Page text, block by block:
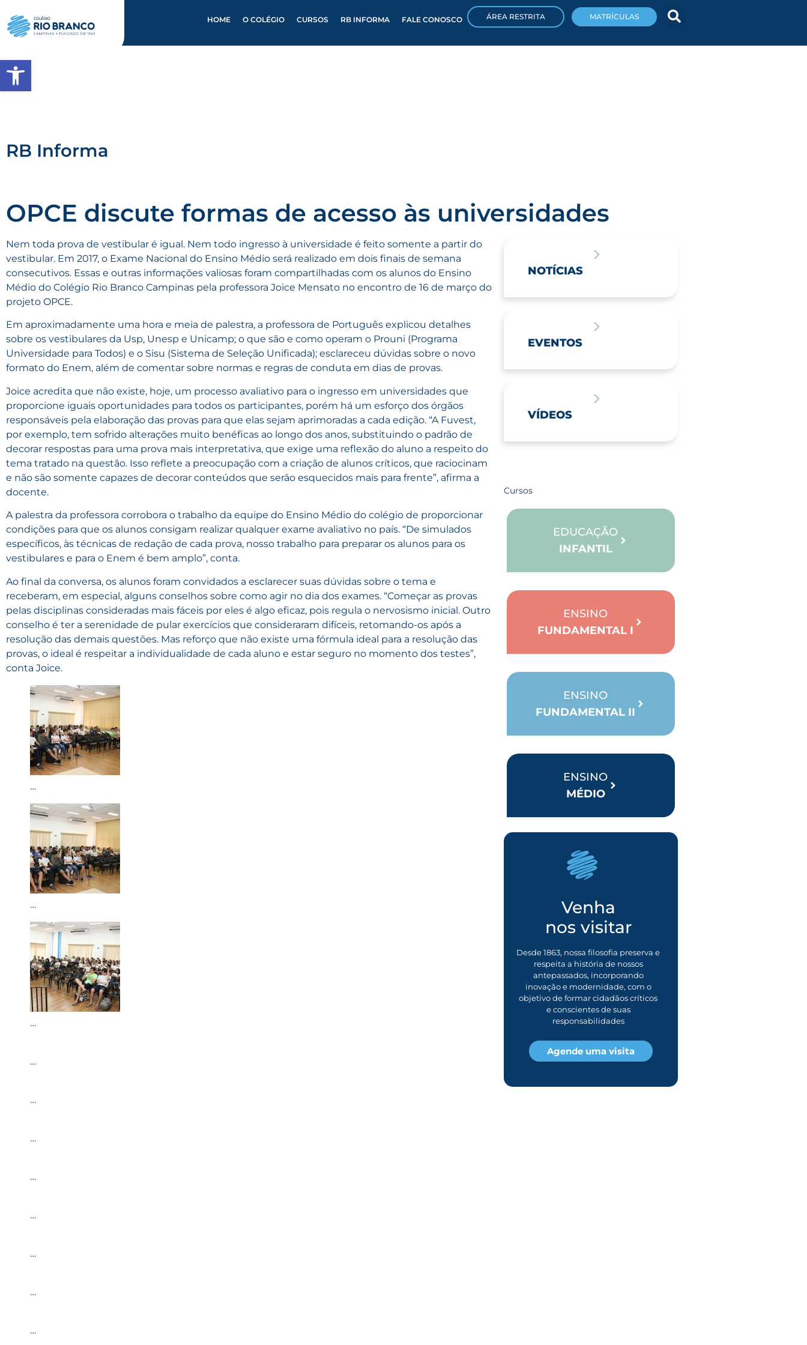
HOME O COLÉGIO CURSOS RB INFORMA FALE CONOSCO ÁREA RESTRITA MATRÍCULAS
RB Informa
OPCE discute formas de acesso às universidades
Nem toda prova de vestibular é igual. Nem todo ingresso à universidade é feito somente a partir do
vestibular. Em 2017, o Exame Nacional do Ensino Médio será realizado em dois finais de semana
consecutivos. Essas e outras informações valiosas foram compartilhadas com os alunos do Ensino
Médio do Colégio Rio Branco Campinas pela professora Joice Mensato no encontro de 16 de março do
projeto OPCE.
Em aproximadamente uma hora e meia de palestra, a professora de Português explicou detalhes
sobre os vestibulares da Usp, Unesp e Unicamp; o que são e como operam o Prouni (Programa
Universidade para Todos) e o Sisu (Sistema de Seleção Unificada); esclareceu dúvidas sobre o novo
formato do Enem, além de comentar sobre normas e regras de conduta em dias de provas.
Joice acredita que não existe, hoje, um processo avaliativo para o ingresso em universidades que
proporcione iguais oportunidades para todos os participantes, porém há um esforço dos órgãos
responsáveis pela elaboração das provas para que elas sejam aprimoradas a cada edição. “A Fuvest,
por exemplo, tem sofrido alterações muito benéficas ao longo dos anos, substituindo o padrão de
decorar respostas para uma prova mais interpretativa, que exige uma reflexão do aluno a respeito do
tema tratado na questão. Isso reflete a preocupação com a criação de alunos críticos, que raciocinam
e não são somente capazes de decorar conteúdos que serão esquecidos mais para frente”, afirma a
docente.
A palestra da professora corrobora o trabalho da equipe do Ensino Médio do colégio de proporcionar
condições para que os alunos consigam realizar qualquer exame avaliativo no país. “De simulados
específicos, às técnicas de redação de cada prova, nosso trabalho para preparar os alunos para os
vestibulares e para o Enem é bem amplo”, conta.
Ao final da conversa, os alunos foram convidados a esclarecer suas dúvidas sobre o tema e
receberam, em especial, alguns conselhos sobre como agir no dia dos exames. “Começar as provas
pelas disciplinas consideradas mais fáceis por eles é algo eficaz, pois regula o nervosismo inicial. Outro
conselho é ter a serenidade de pular exercícios que consideraram difíceis, retomando-os após a
resolução das demais questões. Mas reforço que não existe uma fórmula ideal para a resolução das
provas, o ideal é respeitar a individualidade de cada aluno e estar seguro no momento dos testes”,
conta Joice.
…
…
…
…
…
…
…
…
…
…
…
NOTÍCIAS
EVENTOS
VÍDEOS
Cursos
EDUCAÇÃO
INFANTIL
ENSINO
FUNDAMENTAL I
ENSINO
FUNDAMENTAL II
ENSINO
MÉDIO
Venha
nos visitar
Desde 1863, nossa filosofia preserva e
respeita a história de nossos
antepassados, incorporando
inovação e modernidade, com o
objetivo de formar cidadãos críticos
e conscientes de suas
responsabilidades
Agende uma visita
Abrir a barra de ferramentas